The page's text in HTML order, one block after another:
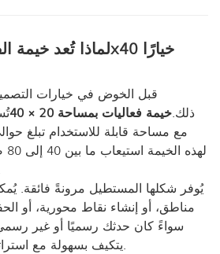
قبل الخوض في خيارات
ذلك.خيمة فعاليات بمساحة 20 × 40
يُوفر شكلها المستطيل مرونةً فائقة.
مناطق، أو إنشاء نقاط محورية، أو
سواءً كان حدثك رسميًا أو غير
يتكيف بسهولة مع استراتيجية التخطيط المناسبة.